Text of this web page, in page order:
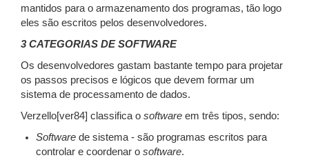
mantidos para o armazenamento dos programas, tão logo
eles são escritos pelos desenvolvedores.
3 CATEGORIAS DE SOFTWARE
Os desenvolvedores gastam bastante tempo para projetar
os passos precisos e lógicos que devem formar um
sistema de processamento de dados.
Verzello[ver84] classifica o software em três tipos, sendo:
Software de sistema - são programas escritos para
controlar e coordenar osoftware.